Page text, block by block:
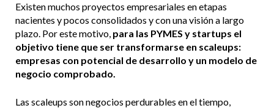
Existen muchos proyectos empresariales en etapas
nacientes y pocos consolidados y con una visión a largo
plazo. Por este motivo, para las PYMES y startups el
objetivo tiene que ser transformarse en scaleups:
empresas con potencial de desarrollo y un modelo de
negocio comprobado.
Las scaleups son negocios perdurables en el tiempo,